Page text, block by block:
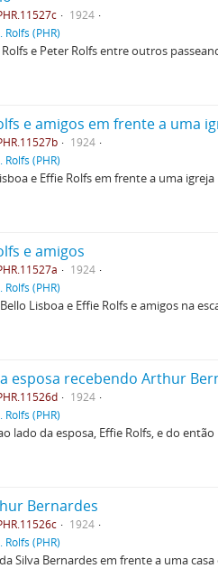
1924
Rolfs (PHR)
Rolfs e Peter Rolfs entre outros
e amigos em frente a uma
1924
Rolfs (PHR)
e Effie Rolfs em frente a uma
e amigos
1924
Rolfs (PHR)
Lisboa e Effie Rolfs e amigos na
esposa recebendo Arthur
1924
Rolfs (PHR)
lado da esposa, Effie Rolfs, e do
Bernardes
1924
Rolfs (PHR)
Silva Bernardes em frente a uma casa